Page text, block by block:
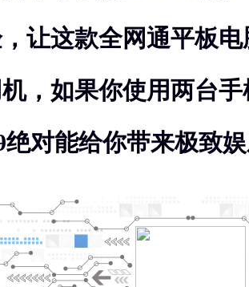
让这款全网通平板
，如果你使用两台
绝对能给你带来极致